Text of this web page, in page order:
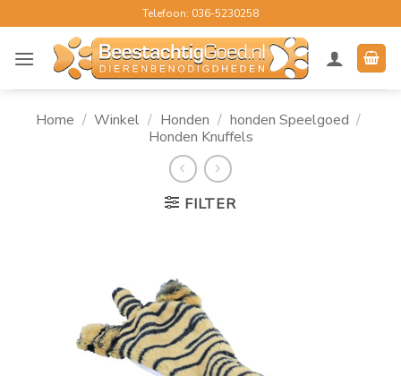
naar
inhoud
Telefoon: 036-5230258
Home / Winkel / Honden / honden Speelgoed /
Honden Knuffels
FILTER